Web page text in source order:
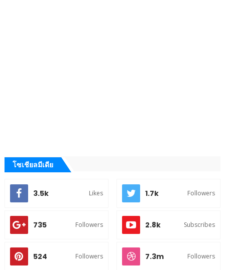
โซเชียลมีเดีย
3.5k Likes 1.7k Followers
735 Followers 2.8k Subscribes
524 Followers 7.3m Followers